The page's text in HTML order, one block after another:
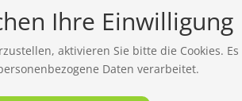
Ihre Einwilligung
aktivieren Sie bitte die Cookies. Es
Daten verarbeitet.